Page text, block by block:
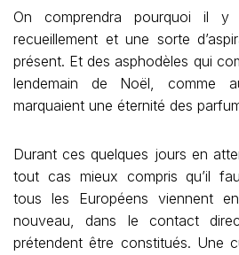
On comprendra pourquoi
recueillement et une sorte
présent. Et des asphodèles qui
lendemain de Noël, comme
marquaient une éternité des
Durant ces quelques jours en
tout cas mieux compris qu’il
tous les Européens viennent
nouveau, dans le contact
prétendent être constitués. Une